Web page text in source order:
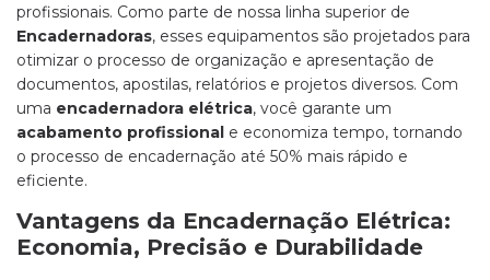
profissionais. Como parte de nossa linha superior de
Encadernadoras, esses equipamentos são projetados para
otimizar o processo de organização e apresentação de
documentos, apostilas, relatórios e projetos diversos. Com
uma encadernadora elétrica, você garante um
acabamento profissional e economiza tempo, tornando
o processo de encadernação até 50% mais rápido e
eficiente.
Vantagens da Encadernação Elétrica:
Economia, Precisão e Durabilidade